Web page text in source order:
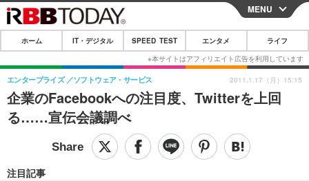
CLOSE
ホーム
IT・デジタル
IT・デジタルTOP スマートフォン
ショッピング その他
SPEED TEST
エンタメTOP 映画・ドラマ
MENU
ホーム IT・デジタル SPEED TEST エンタメ ライフ
企業のFacebookへの注目度、Twitterを上回
る……宣伝会議調べ
エンタープライズ ソフトウェア・サービス
注目記事
2011.1.17（月）15:15